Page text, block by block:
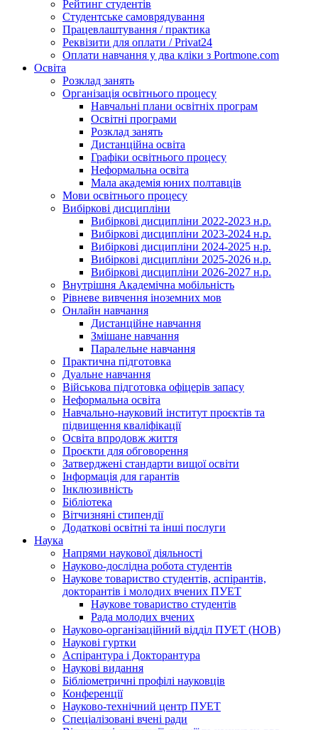
Рейтинг студентів
Студентське самоврядування
Працевлаштування / практика
Реквізити для оплати / Privat24
Оплати навчання у два кліки з Portmone.com
Освіта
Розклад занять
Організація освітнього процесу
Навчальні плани освітніх програм
Освітні програми
Розклад занять
Дистанційна освіта
Графіки освітнього процесу
Неформальна освіта
Мала академія юних полтавців
Мови освітнього процесу
Вибіркові дисципліни
Вибіркові дисципліни 2022-2023 н.р.
Вибіркові дисципліни 2023-2024 н.р.
Вибіркові дисципліни 2024-2025 н.р.
Вибіркові дисципліни 2025-2026 н.р.
Вибіркові дисципліни 2026-2027 н.р.
Внутрішня Академічна мобільність
Рівневе вивчення іноземних мов
Онлайн навчання
Дистанційне навчання
Змішане навчання
Паралельне навчання
Практична підготовка
Дуальне навчання
Військова підготовка офіцерів запасу
Неформальна освіта
Навчально-науковий інститут проєктів та
підвищення кваліфікації
Освіта впродовж життя
Проєкти для обговорення
Затверджені стандарти вищої освіти
Інформація для гарантів
Інклюзивність
Бібліотека
Вітчизняні стипендії
Додаткові освітні та інші послуги
Наука
Напрями наукової діяльності
Науково-дослідна робота студентів
Наукове товариство студентів, аспірантів,
докторантів і молодих вчених ПУЕТ
Наукове товариство студентів
Рада молодих вчених
Науково-організаційний відділ ПУЕТ (НОВ)
Наукові гуртки
Аспірантура і Докторантура
Наукові видання
Бібліометричні профілі науковців
Конференції
Науково-технічний центр ПУЕТ
Спеціалізовані вчені ради